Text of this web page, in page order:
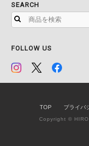
SEARCH
FOLLOW US
TOP プライバ
Copyright ©